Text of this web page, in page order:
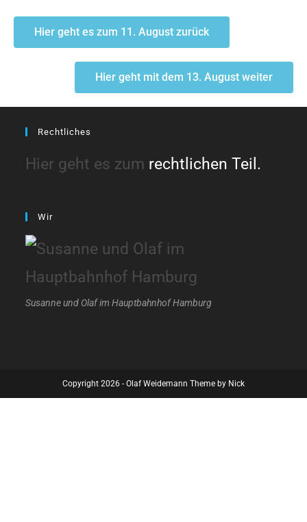
Hier geht es zum 11. August zurück
Hier geht mit dem 13. August weiter
Rechtliches
Hier geht es zum rechtlichen Teil.
Wir
Susanne und Olaf im Hauptbahnhof Hamburg
Copyright 2026 - Olaf Weidemann Theme by Nick